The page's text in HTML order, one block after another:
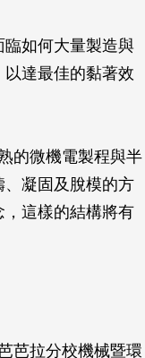
如何大量製造與
達最佳的黏著效
的微機電製程與半
凝固及脫模的方
這樣的結構將有
芭拉分校機械暨環